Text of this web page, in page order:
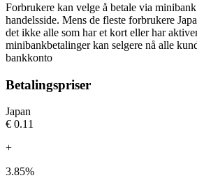
Forbrukere kan velge å betale via
handelsside. Mens de fleste forbrukere
det ikke alle som har et kort eller har
minibankbetalinger kan selgere nå alle
bankkonto
Betalingspriser
Japan
€0.11
+
3.85%